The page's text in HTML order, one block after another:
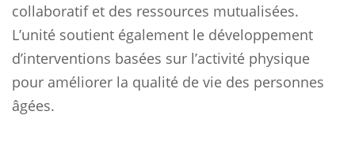
collaboratif et des ressources mutualisées.
L’unité soutient également le développement
d’interventions basées sur l’activité physique
pour améliorer la qualité de vie des personnes
âgées.